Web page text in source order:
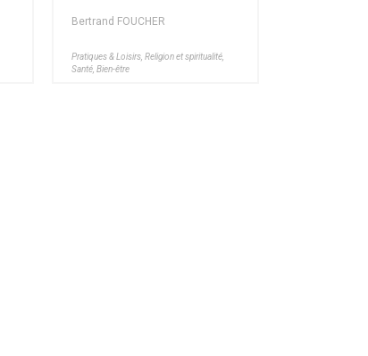
Bertrand FOUCHER
Pratiques & Loisirs, Religion et spiritualité,
Santé, Bien-être